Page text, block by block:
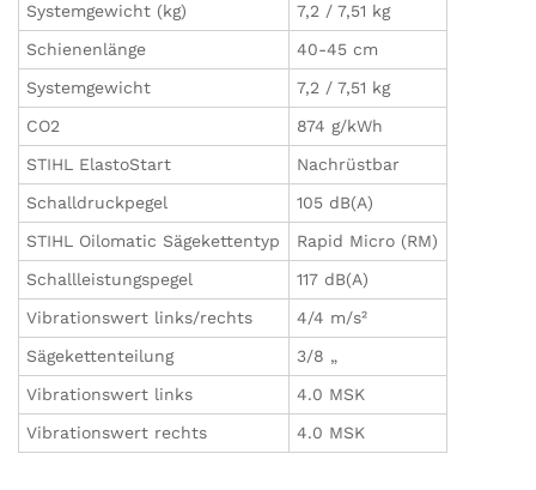
Systemgewicht (kg)
7,2 / 7,51 kg
Schienenlänge
40-45 cm
Systemgewicht
7,2 / 7,51 kg
CO2
874 g/kWh
STIHL ElastoStart
Nachrüstbar
Schalldruckpegel
105 dB(A)
STIHL Oilomatic Sägekettentyp
Rapid Micro (RM)
Schallleistungspegel
117 dB(A)
Vibrationswert links/rechts
4/4 m/s²
Sägekettenteilung
3/8 „
Vibrationswert links
4.0 MSK
Vibrationswert rechts
4.0 MSK